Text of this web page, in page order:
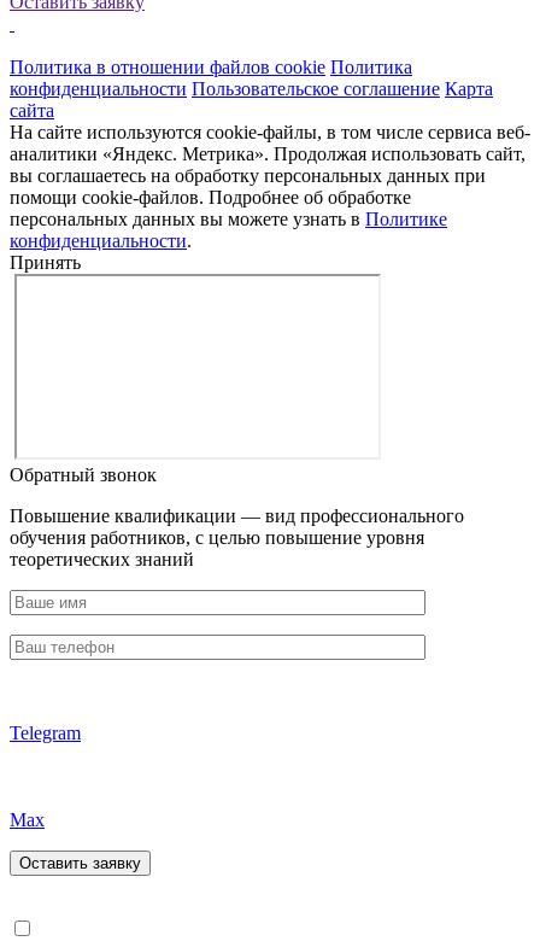
Политика в отношении файлов cookie Политика
конфиденциальности Пользовательское соглашение Карта
сайта
На сайте используются cookie-файлы, в том числе сервиса веб-
аналитики «Яндекс. Метрика». Продолжая использовать сайт,
вы соглашаетесь на обработку персональных данных при
помощи cookie-файлов. Подробнее об обработке
персональных данных вы можете узнать в Политике
конфиденциальности.
Принять
Обратный звонок
Повышение квалификации — вид профессионального
обучения работников, с целью повышение уровня
теоретических знаний
Telegram
Max